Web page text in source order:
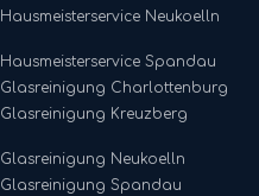
Hausmeisterservice Neukoelln
Hausmeisterservice Spandau
Glasreinigung Charlottenburg
Glasreinigung Kreuzberg
Glasreinigung Neukoelln
Glasreinigung Spandau